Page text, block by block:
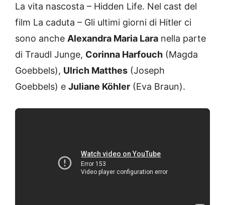
La vita nascosta – Hidden Life. Nel cast del
film La caduta – Gli ultimi giorni di Hitler ci
sono anche Alexandra Maria Lara nella parte
di Traudl Junge, Corinna Harfouch (Magda
Goebbels), Ulrich Matthes (Joseph
Goebbels) e Juliane Köhler (Eva Braun).